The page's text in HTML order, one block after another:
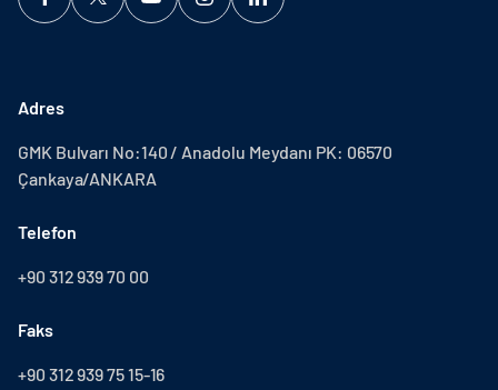
Adres
GMK Bulvarı No:140 / Anadolu Meydanı PK: 06570
Çankaya/ANKARA
Telefon
+90 312 939 70 00
Faks
+90 312 939 75 15-16